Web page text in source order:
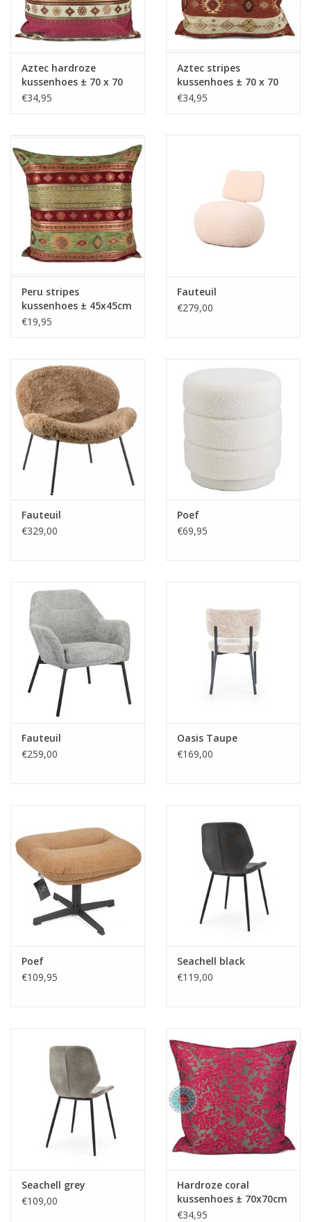
Aztec hardroze
kussenhoes ± 70 x 70
cm
€34,95
Aztec stripes
kussenhoes ± 70 x 70
cm
€34,95
Peru stripes
kussenhoes ± 45x45cm
€19,95
Fauteuil
€279,00
Fauteuil
€329,00
Poef
€69,95
Fauteuil
€259,00
Oasis Taupe
€169,00
Poef
€109,95
Seachell black
€119,00
Seachell grey
€109,00
Hardroze coral
kussenhoes ± 70x70cm
€34,95